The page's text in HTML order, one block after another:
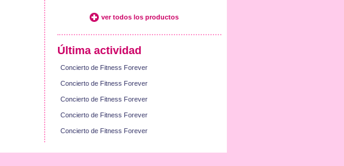
ver todos los productos
Última actividad
Concierto de Fitness Forever
Concierto de Fitness Forever
Concierto de Fitness Forever
Concierto de Fitness Forever
Concierto de Fitness Forever